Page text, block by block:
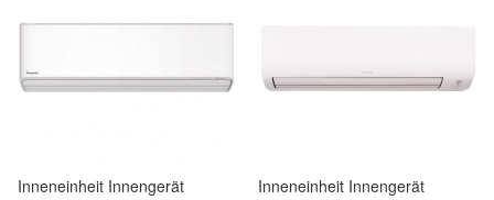
Inneneinheit Innengerät
Inneneinheit Innengerät